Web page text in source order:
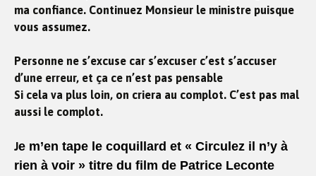
ma confiance. Continuez Monsieur le ministre puisque
vous assumez.
Personne ne s’excuse car s’excuser c’est s’accuser
d’une erreur, et ça ce n’est pas pensable
Si cela va plus loin, on criera au complot. C’est pas mal
aussi le complot.
Je m’en tape le coquillard et « Circulez il n’y à
rien à voir » titre du film de Patrice Leconte